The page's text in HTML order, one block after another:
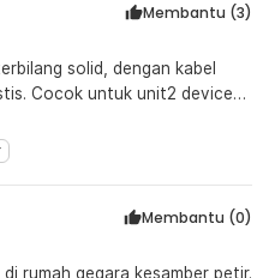
Membantu (3)
yang sama. Bekerja
low
Membantu (0)
rumah gegara kesamber petir.